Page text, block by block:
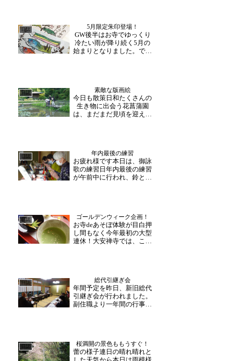
日誌 5月限定朱印登場！
GW後半はお寺でゆっくり
冷たい雨が降り続く5月の
始まりとなりました。です
5月3日・4日の10時より、
書き入れを行います。ま
た、写経や写仏・仏様の...
日誌 素敵な版画絵
今日も散策日和たくさんの
生き物に出会う花菖蒲園
は、まだまだ見頃を迎えて
聞こえてきます。ベンチに
腰掛け、山の風に当たりな
がらゆっくり過ごされる方
も...
日誌 年内最後の練習
お疲れ様です本日は、御詠
歌の練習日年内最後の練習
が午前中に行われ、鈴とし
ました。12月10日(日)に、
イベントを開催いたしま
す！福井を知ろう！と...
日誌 ゴールデンウィーク企画！
お寺deあそぼ体験が目白押
し間もなく今年最初の大型
連休！大安禅寺では、こど
やその日限定の体験など。
福井の名刹・大安禅寺を楽
しむひと時、禅に...
日誌 総代引継ぎ会
年間予定を昨日、新旧総代
引継ぎ会が行われました。
副住職より一年間の行事予
うございました。また、引
き続き何卒よろしくお願い
日誌 桜満開の景色ももうすぐ！
蕾の様子連日の晴れ晴れと